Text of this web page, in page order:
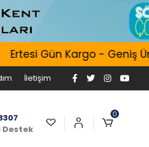
Gün Kargo - Geniş
İletişim
Destek
0